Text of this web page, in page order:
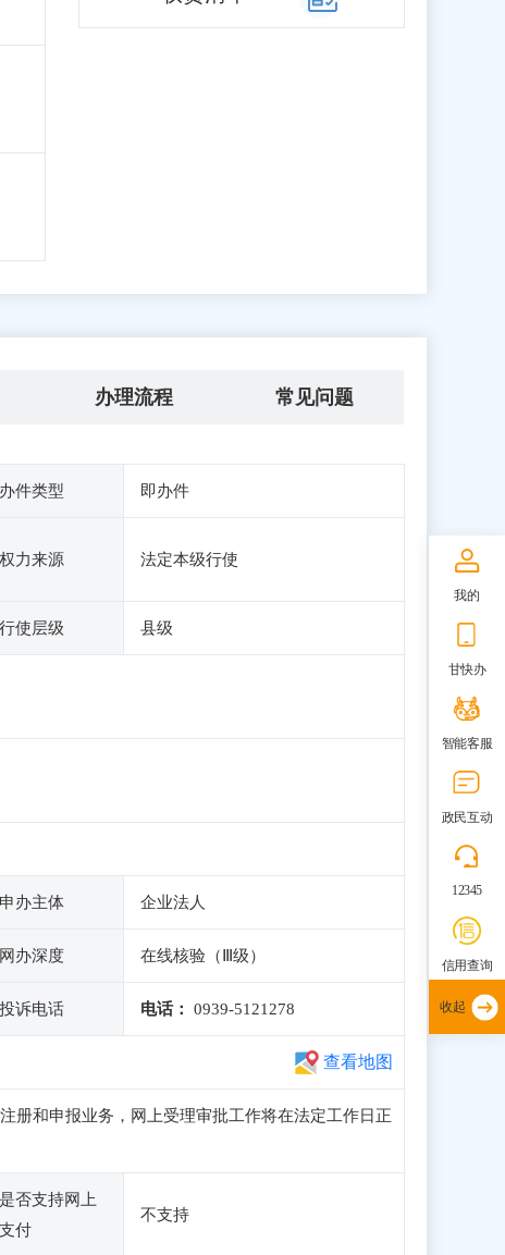
办理流程 常见问题
办件类型 即办件
权力来源 法定本级行使
行使层级 县级
申办主体 企业法人
网办深度 在线核验（Ⅲ级）
投诉电话 电话： 0939-5121278
查看地图
册和申报业务，网上受理审批工作将在法定工作日正
是否支持网上
支付
不支持
我的
甘快办
智能客服
政民互动
12345
信用查询
收起